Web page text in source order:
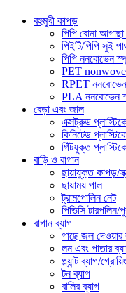
বহুমুখী কাপড়
পিপি বোনা আগাছা
পিইটি/পিপি সুই
পিপি ননবোভেন
PET
RPET
PLA ননবোভেন
বেড়া এবং জাল
এক্সট্রুড
কিনিটেড
গিঁটযুক্ত
বাড়ি ও বাগান
ছায়াযুক্ত কাপড়/
ছায়াময় পাল
ট্রামপোলিন নেট
পিভিসি টারপলিন/
বাগান ব্যাগ
গাছে জল দেওয়ার
লন এবং পাতার
প্ল্যান্ট ব্যাগ/
টন ব্যাগ
বালির ব্যাগ